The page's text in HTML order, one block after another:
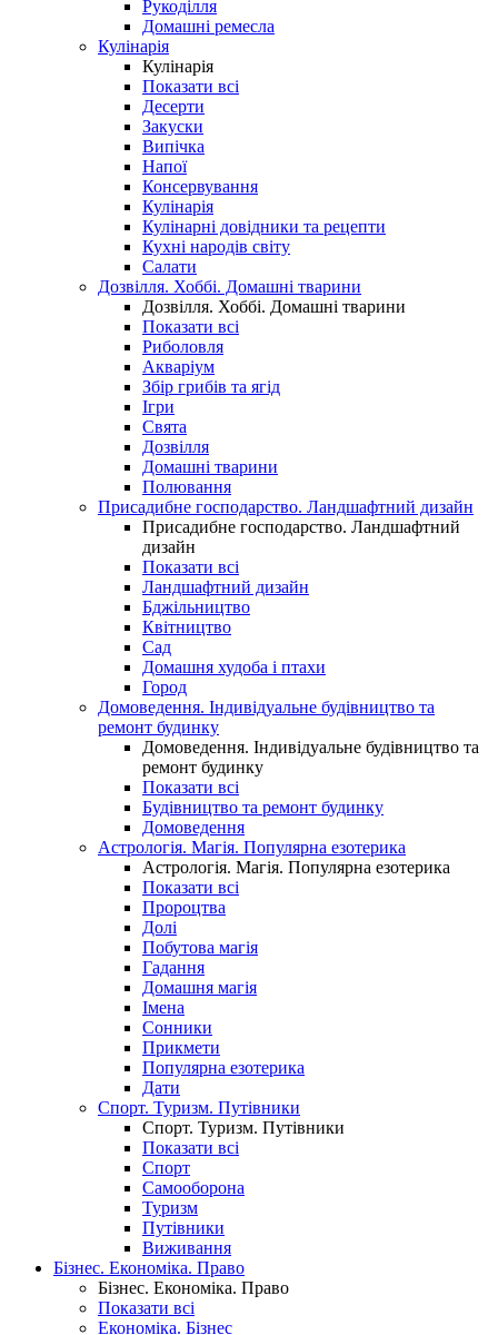
Рукоділля
Домашні ремесла
Кулінарія
Кулінарія
Показати всі
Десерти
Закуски
Випічка
Напої
Консервування
Кулінарія
Кулінарні довідники та рецепти
Кухні народів світу
Салати
Дозвілля. Хоббі. Домашні тварини
Дозвілля. Хоббі. Домашні тварини
Показати всі
Риболовля
Акваріум
Збір грибів та ягід
Ігри
Свята
Дозвілля
Домашні тварини
Полювання
Присадибне господарство. Ландшафтний дизайн
Присадибне господарство. Ландшафтний
дизайн
Показати всі
Ландшафтний дизайн
Бджільництво
Квітництво
Сад
Домашня худоба і птахи
Город
Домоведення. Індивідуальне будівництво та
ремонт будинку
Домоведення. Індивідуальне будівництво та
ремонт будинку
Показати всі
Будівництво та ремонт будинку
Домоведення
Астрологія. Магія. Популярна езотерика
Астрологія. Магія. Популярна езотерика
Показати всі
Пророцтва
Долі
Побутова магія
Гадання
Домашня магія
Імена
Сонники
Прикмети
Популярна езотерика
Дати
Спорт. Туризм. Путівники
Спорт. Туризм. Путівники
Показати всі
Спорт
Самооборона
Туризм
Путівники
Виживання
Бізнес. Економіка. Право
Бізнес. Економіка. Право
Показати всі
Економіка. Бізнес